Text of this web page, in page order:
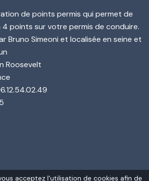
de points permis qui permet de
points sur votre permis de conduire.
Bruno Simeoni et localisée en seine et
Roosevelt
acceptez l'utilisation de cookies afin de